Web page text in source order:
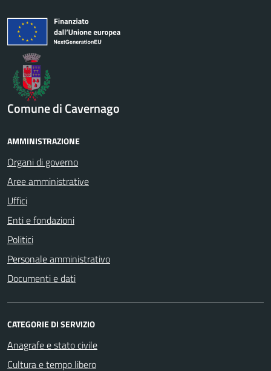
Comune di Cavernago
AMMINISTRAZIONE
Organi di governo
Aree amministrative
Uffici
Enti e fondazioni
Politici
Personale amministrativo
Documenti e dati
CATEGORIE DI SERVIZIO
Anagrafe e stato civile
Cultura e tempo libero